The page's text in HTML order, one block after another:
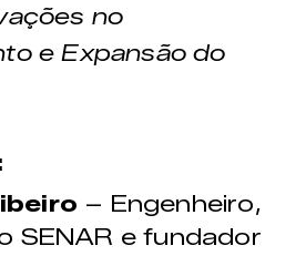
no
e Expansão do
– Engenheiro,
SENAR e fundador